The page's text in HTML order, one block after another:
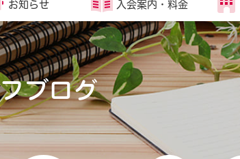
お知らせ 入会案内・ 料金
ブログ